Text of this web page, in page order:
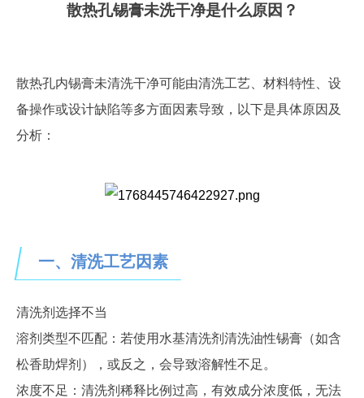
散热孔锡膏未洗干净是什么原因？
散热孔内锡膏未清洗干净可能由清洗工艺、材料特性、设
备操作或设计缺陷等多方面因素导致，以下是具体原因及
分析：
一、清洗工艺因素
清洗剂选择不当
溶剂类型不匹配：若使用水基清洗剂清洗油性锡膏（如含
松香助焊剂），或反之，会导致溶解性不足。
浓度不足：清洗剂稀释比例过高，有效成分浓度低，无法